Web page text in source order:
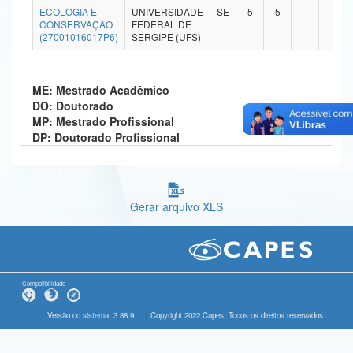
Ministério da Ciência, Tecnologia, Inovações e Comunicações
Ministério do Meio Ambiente
Ministério do Desenvolvimento Regional
Controladoria-Geral da União
Gabinete de Segurança Institucional
Advocacia-Geral da União
ECOLOGIA E
CONSERVAÇÃO
(27001016017P6)
UNIVERSIDADE
FEDERAL DE
SERGIPE (UFS)
SE 5 5 - -
ME: Mestrado Acadêmico
DO: Doutorado
MP: Mestrado Profissional
DP: Doutorado Profissional
Gerar arquivo XLS
Compatibilidade
Versão do sistema: 3.88.9 Copyright 2022 Capes. Todos os direitos reservados.